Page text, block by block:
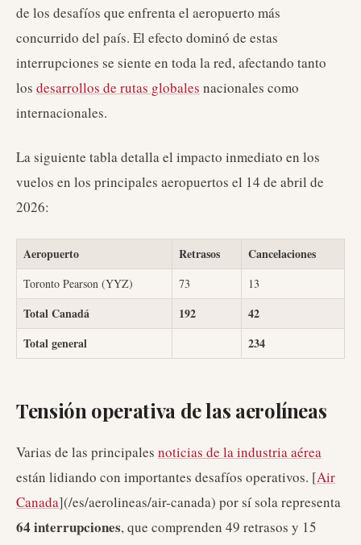
de los desafíos que enfrenta el aeropuerto más
concurrido del país. El efecto dominó de estas
interrupciones se siente en toda la red, afectando tanto
los desarrollos de rutas globales nacionales como
internacionales.
La siguiente tabla detalla el impacto inmediato en los
vuelos en los principales aeropuertos el 14 de abril de
2026:
Aeropuerto Retrasos Cancelaciones
Toronto Pearson (YYZ) 73 13
Total Canadá 192
42
Total general
234
Tensión operativa de las aerolíneas
Varias de las principales noticias de la industria aérea
están lidiando con importantes desafíos operativos. [Air
Canada](/es/aerolineas/air-canada) por sí sola representa
64 interrupciones, que comprenden 49 retrasos y 15